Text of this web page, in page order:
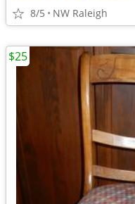
8/5 NW Raleigh
$25